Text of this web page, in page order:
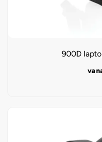
900D